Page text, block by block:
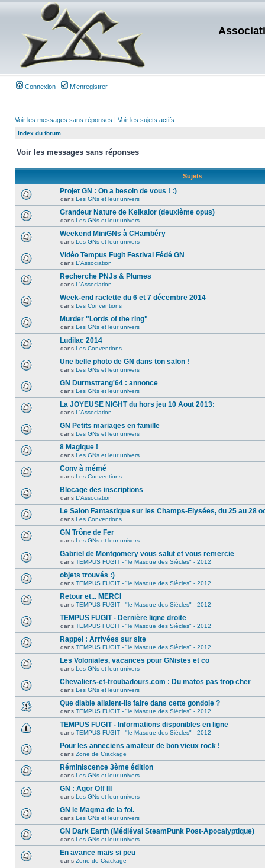
Connexion M’enregistrer
Voir les messages sans réponses | Voir les sujets actifs
Index du forum
Voir les messages sans réponses
Sujets
Projet GN : On a besoin de vous ! :)
dans Les GNs et leur univers
Grandeur Nature de Kelkalor (deuxième opus)
dans Les GNs et leur univers
Weekend MiniGNs à CHambéry
dans Les GNs et leur univers
Vidéo Tempus Fugit Festival Fédé GN
dans L'Association
Recherche PNJs & Plumes
dans L'Association
Week-end raclette du 6 et 7 décembre 2014
dans Les Conventions
Murder "Lords of the ring"
dans Les GNs et leur univers
Ludilac 2014
dans Les Conventions
Une belle photo de GN dans ton salon !
dans Les GNs et leur univers
GN Durmstrang'64 : annonce
dans Les GNs et leur univers
La JOYEUSE NIGHT du hors jeu 10 Aout 2013:
dans L'Association
GN Petits mariages en famille
dans Les GNs et leur univers
8 Magique !
dans Les GNs et leur univers
Conv à mémé
dans Les Conventions
Blocage des inscriptions
dans L'Association
Le Salon Fantastique sur les Champs-Elysées, du 25 au 28
dans Les Conventions
GN Trône de Fer
dans Les GNs et leur univers
Gabriel de Montgomery vous salut et vous remercie
dans TEMPUS FUGIT - "le Masque des Siècles" - 2012
objets trouvés :)
dans TEMPUS FUGIT - "le Masque des Siècles" - 2012
Retour et... MERCI
dans TEMPUS FUGIT - "le Masque des Siècles" - 2012
TEMPUS FUGIT - Dernière ligne droite
dans TEMPUS FUGIT - "le Masque des Siècles" - 2012
Rappel : Arrivées sur site
dans TEMPUS FUGIT - "le Masque des Siècles" - 2012
Les Voloniales, vacances pour GNistes et co
dans Les GNs et leur univers
Chevaliers-et-troubadours.com : Du matos pas trop cher
dans Les GNs et leur univers
Que diable allaient-ils faire dans cette gondole ?
dans TEMPUS FUGIT - "le Masque des Siècles" - 2012
TEMPUS FUGIT - Informations disponibles en ligne
dans TEMPUS FUGIT - "le Masque des Siècles" - 2012
Pour les anneciens amateur de bon vieux rock !
dans Zone de Crackage
Réminiscence 3ème édition
dans Les GNs et leur univers
GN : Agor Off III
dans Les GNs et leur univers
GN le Magma de la foi.
dans Les GNs et leur univers
GN Dark Earth (Médiéval SteamPunk Post-Apocalyptique)
dans Les GNs et leur univers
En avance mais si peu
dans Zone de Crackage